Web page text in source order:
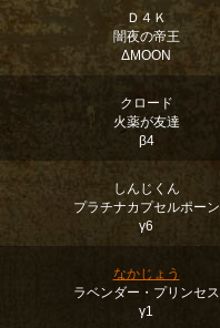
Ｄ４Ｋ
闇夜の帝王
ΔMOON
クロード
火薬が友達
β4
しんじくん
プラチナカプセルポーン
γ6
なかじょう
ラベンダー・プリンセス
γ1